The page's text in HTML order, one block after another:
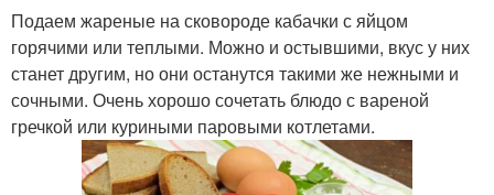
Подаем жареные на сковороде кабачки с яйцом
горячими или теплыми. Можно и остывшими, вкус у них
станет другим, но они останутся такими же нежными и
сочными. Очень хорошо сочетать блюдо с вареной
гречкой или куриными паровыми котлетами.